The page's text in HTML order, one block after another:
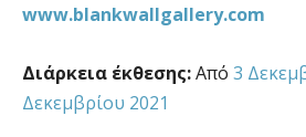
www.blankwallgallery.com
Διάρκεια έκθεσης:Από 3
Δεκεμβρίου 2021